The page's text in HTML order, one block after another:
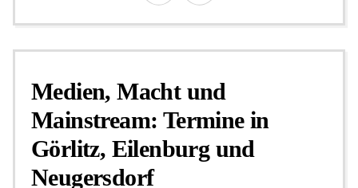
Medien, Macht und
Mainstream: Termine in
Görlitz, Eilenburg und
Neugersdorf